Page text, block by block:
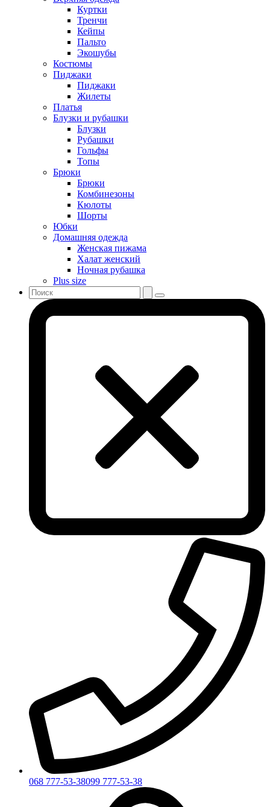
Куртки
Тренчи
Кейпы
Пальто
Экошубы
Костюмы
Пиджаки
Пиджаки
Жилеты
Платья
Блузки и рубашки
Блузки
Рубашки
Гольфы
Топы
Брюки
Брюки
Комбинезоны
Кюлоты
Шорты
Юбки
Домашняя одежда
Женская пижама
Халат женский
Ночная рубашка
Plus size
068 777-53-38099 777-53-38